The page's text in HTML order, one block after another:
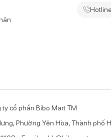
xuất tiên tiến, đảm bảo từng
của Bibo's đều đã qua kiểm
Hotline
cổ phần Bibo Mart TM
Phường Yên Hòa, Thành phố